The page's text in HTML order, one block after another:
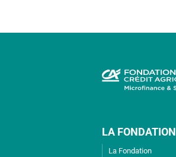
LA FONDATION
La Fondation